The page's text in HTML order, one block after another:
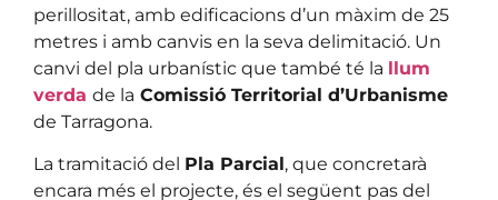
perillositat, amb edificacions d’un màxim de 25
metres i amb canvis en la seva delimitació. Un
canvi del pla urbanístic que també té la llum
verda de la Comissió Territorial d’Urbanisme
de Tarragona.
La tramitació del Pla Parcial, que concretarà
encara més el projecte, és el següent pas del